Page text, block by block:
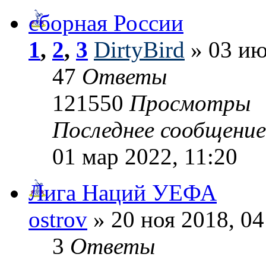
сборная России
1, 2, 3 DirtyBird » 03
47 Ответы
121550 Просмотры
Последнее
01 мар 2022, 11:20
Лига Наций УЕФА
ostrov » 20 ноя 2018,
3 Ответы